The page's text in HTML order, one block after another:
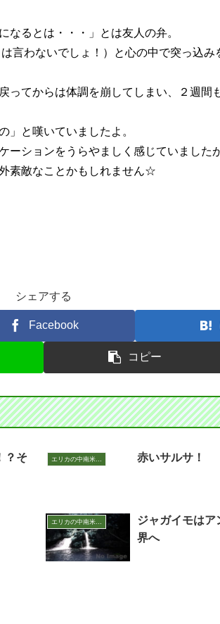
なるとは・・・ 」
とは友人の弁。
言わないでしょ
！）と心の中で突っ込み
ってからは体調を崩してしまい、 ２週間
」と嘆いていましたよ。
ーションをうらやましく感じていました
素敵なことかもしれません☆
シェアする
Facebook
コピー
？そ
赤いサルサ！
エリカの中南米いまむかし
ジャガイモはア
界へ